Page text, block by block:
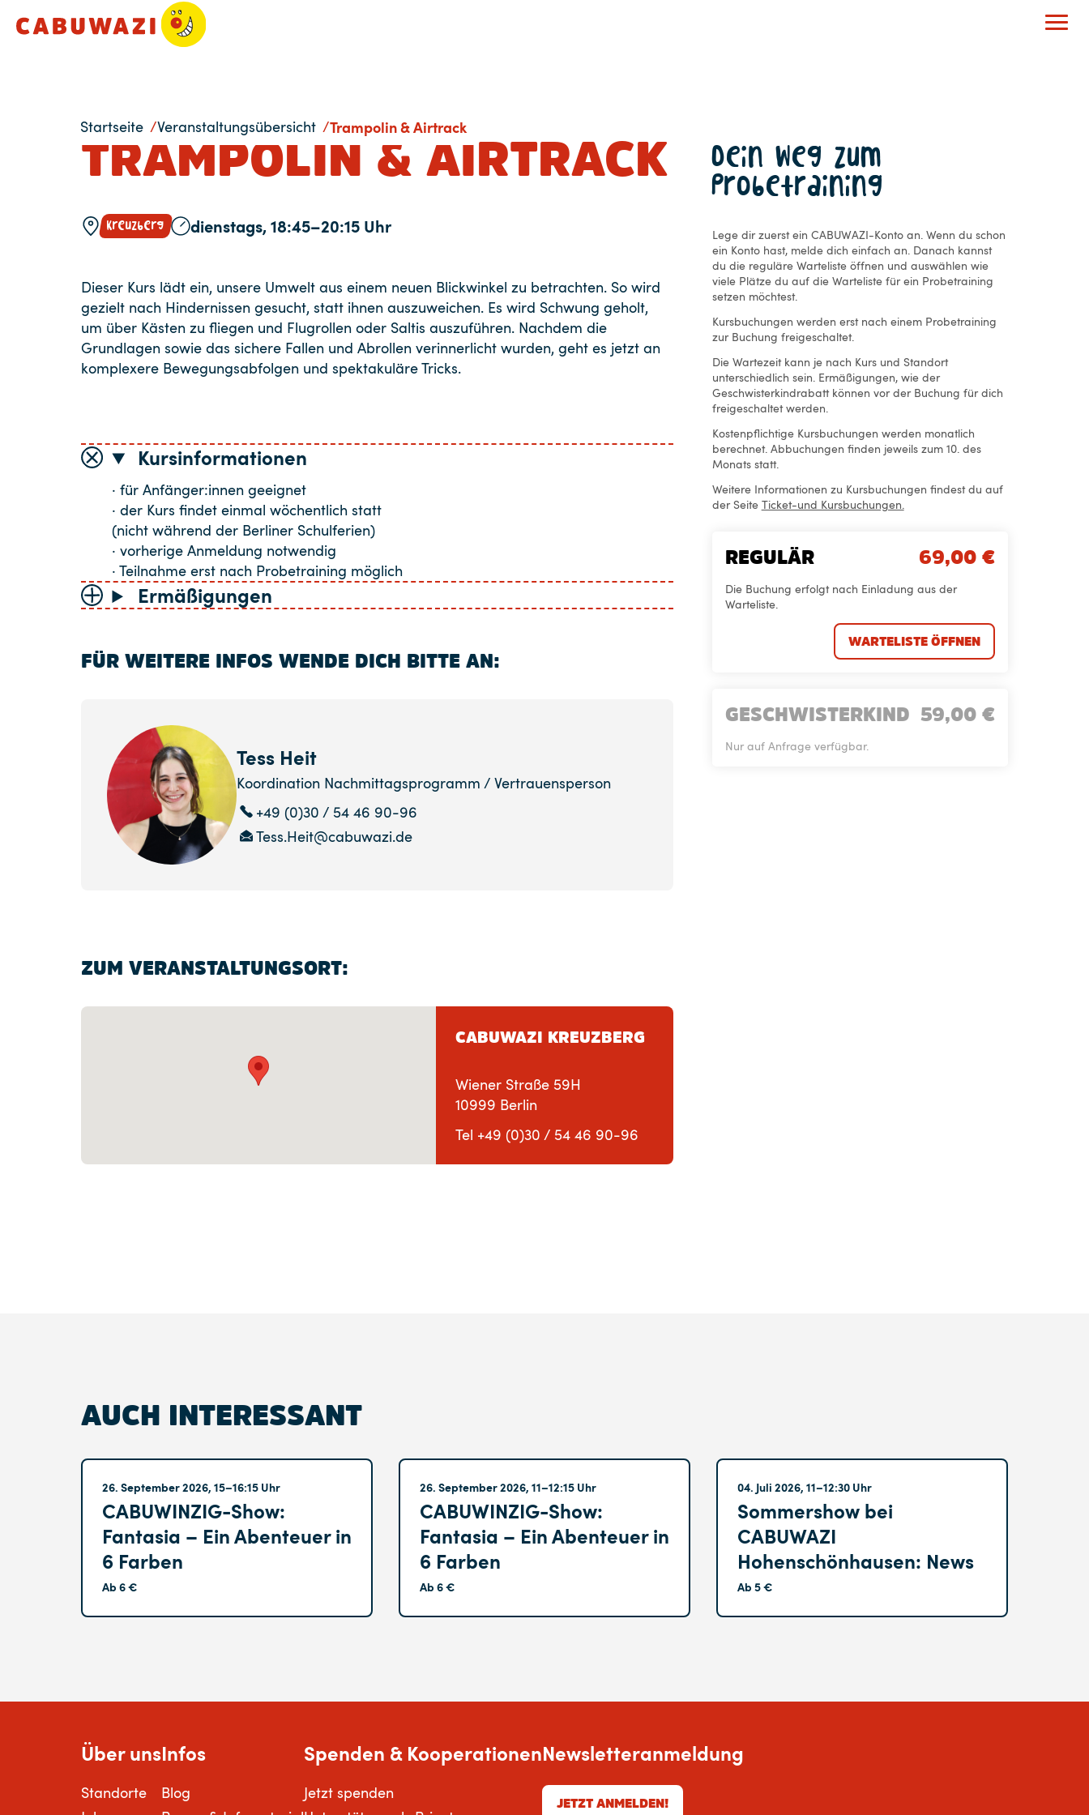
Startseite Veranstaltungsübersicht Trampolin & Airtrack
TRAMPOLIN & AIRTRACK
Kreuzberg dienstags, 18:45–20:15 Uhr
Dieser Kurs lädt ein, unsere Umwelt aus einem neuen Blickwinkel zu betrachten. So wird
gezielt nach Hindernissen gesucht, statt ihnen auszuweichen. Es wird Schwung geholt,
um über Kästen zu fliegen und Flugrollen oder Saltis auszuführen. Nachdem die
Grundlagen sowie das sichere Fallen und Abrollen verinnerlicht wurden, geht es jetzt an
komplexere Bewegungsabfolgen und spektakuläre Tricks.
Kursinformationen
· für Anfänger:innen geeignet
· der Kurs findet einmal wöchentlich statt
(nicht während der Berliner Schulferien)
· vorherige Anmeldung notwendig
· Teilnahme erst nach Probetraining möglich
Ermäßigungen
FÜR WEITERE INFOS WENDE DICH BITTE AN:
Tess Heit
Koordination Nachmittagsprogramm / Vertrauensperson
+49 (0)30 / 54 46 90-96
Tess.Heit@cabuwazi.de
ZUM VERANSTALTUNGSORT:
CABUWAZI KREUZBERG
Wiener Straße 59H
10999 Berlin
Tel +49 (0)30 / 54 46 90-96
Dein Weg zum
Probetraining
Lege dir zuerst ein CABUWAZI-Konto an. Wenn du schon
ein Konto hast, melde dich einfach an. Danach kannst
du die reguläre Warteliste öffnen und auswählen wie
viele Plätze du auf die Warteliste für ein Probetraining
setzen möchtest.
Kursbuchungen werden erst nach einem Probetraining
zur Buchung freigeschaltet.
Die Wartezeit kann je nach Kurs und Standort
unterschiedlich sein. Ermäßigungen, wie der
Geschwisterkindrabatt können vor der Buchung für dich
freigeschaltet werden.
Kostenpflichtige Kursbuchungen werden monatlich
berechnet. Abbuchungen finden jeweils zum 10. des
Monats statt.
Weitere Informationen zu Kursbuchungen findest du auf
der Seite Ticket-und Kursbuchungen.
REGULÄR 69,00 €
Die Buchung erfolgt nach Einladung aus der
Warteliste.
WARTELISTE ÖFFNEN
GESCHWISTERKIND 59,00 €
Nur auf Anfrage verfügbar.
AUCH INTERESSANT
26. September 2026, 15–16:15 Uhr
CABUWINZIG-Show:
Fantasia – Ein Abenteuer in
6 Farben
Ab 6 €
26. September 2026, 11–12:15 Uhr
CABUWINZIG-Show:
Fantasia – Ein Abenteuer in
6 Farben
Ab 6 €
04. Juli 2026, 11–12:30 Uhr
Sommershow bei
CABUWAZI
Hohenschönhausen: News
Ab 5 €
Über uns
Standorte
Infos
Blog
Spenden & Kooperationen
Jetzt spenden
Newsletteranmeldung
JETZT ANMELDEN!